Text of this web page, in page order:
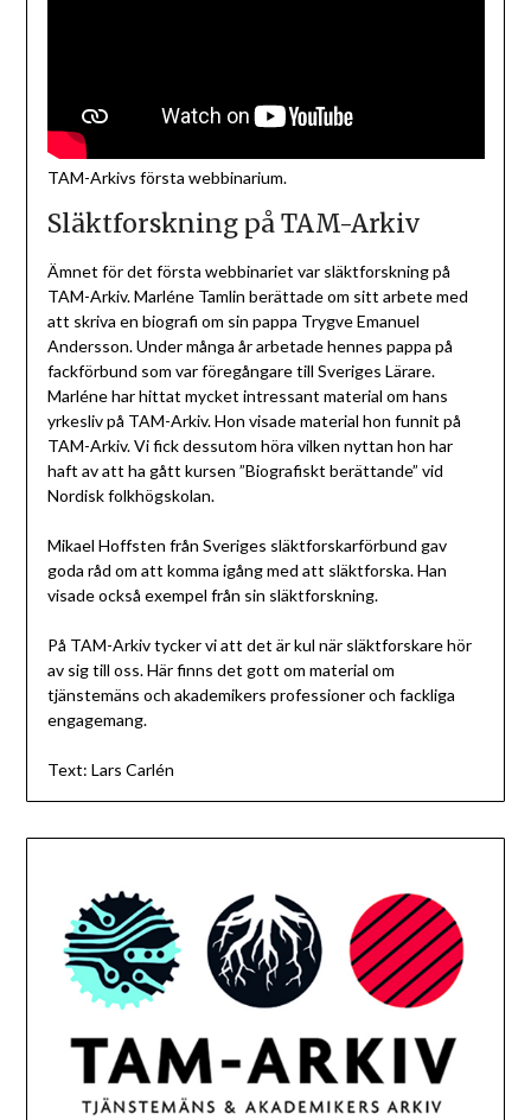
TAM-Arkivs första webbinarium.
Släktforskning på TAM-Arkiv
Ämnet för det första webbinariet var släktforskning på
TAM-Arkiv. Marléne Tamlin berättade om sitt arbete med
att skriva en biografi om sin pappa Trygve Emanuel
Andersson. Under många år arbetade hennes pappa på
fackförbund som var föregångare till Sveriges Lärare.
Marléne har hittat mycket intressant material om hans
yrkesliv på TAM-Arkiv. Hon visade material hon funnit på
TAM-Arkiv. Vi fick dessutom höra vilken nyttan hon har
haft av att ha gått kursen ”Biografiskt berättande” vid
Nordisk folkhögskolan.
Mikael Hoffsten från Sveriges släktforskarförbund gav
goda råd om att komma igång med att släktforska. Han
visade också exempel från sin släktforskning.
På TAM-Arkiv tycker vi att det är kul när släktforskare hör
av sig till oss. Här finns det gott om material om
tjänstemäns och akademikers professioner och fackliga
engagemang.
Text: Lars Carlén